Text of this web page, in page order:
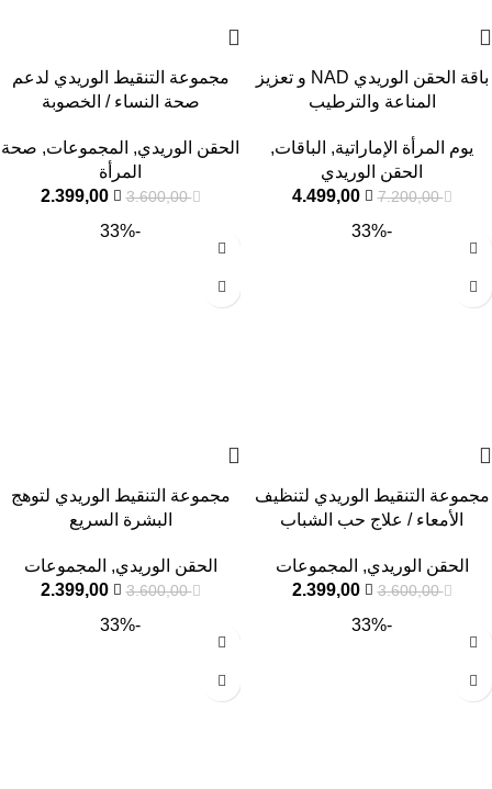
باقة الحقن الوريدي NAD و تعزيز
المناعة والترطيب
يوم المرأة الإماراتية, الباقات,
الحقن الوريدي
7.200,00
4.499,00
مجموعة التنقيط الوريدي لدعم
صحة النساء / الخصوبة
الحقن الوريدي, المجموعات, صحة
المرأة
3.600,00
2.399,00
-33%
مجموعة التنقيط الوريدي لتنظيف
الأمعاء / علاج حب الشباب
الحقن الوريدي, المجموعات
3.600,00
2.399,00
-33%
مجموعة التنقيط الوريدي لتوهج
البشرة السريع
الحقن الوريدي, المجموعات
3.600,00
2.399,00
-33%
-33%